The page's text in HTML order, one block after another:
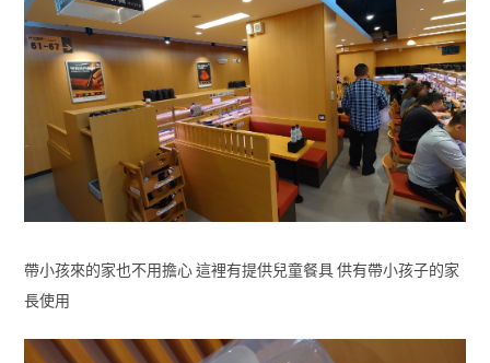
帶小孩來的家也不用擔心 這裡有提供兒童餐具 供有帶小孩子的家
長使用